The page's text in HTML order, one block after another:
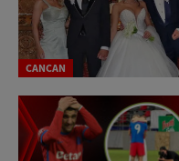
CANCAN